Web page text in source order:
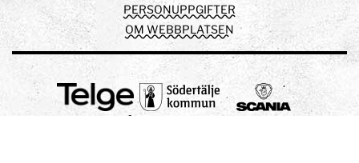
PERSONUPPGIFTER
OM WEBBPLATSEN